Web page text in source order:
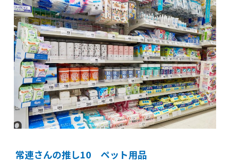
常連さんの推し10 ペット用品